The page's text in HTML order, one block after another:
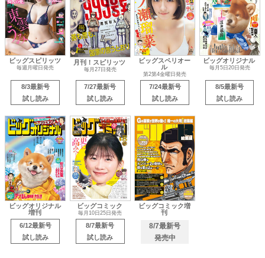
ビッグスピリッツ
毎週月曜日発売
8/3最新号
試し読み
月刊！スピリッツ
毎月27日発売
7/27最新号
試し読み
ビッグスペリオー
ル
第2第4金曜日発売
7/24最新号
試し読み
ビッグオリジナル
毎月5日20日発売
8/5最新号
試し読み
ビッグオリジナル
増刊
6/12最新号
試し読み
ビッグコミック
毎月10日25日発売
8/7最新号
試し読み
ビッグコミック増
刊
8/7最新号
発売中